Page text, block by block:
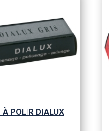
À POLIR DIALUX